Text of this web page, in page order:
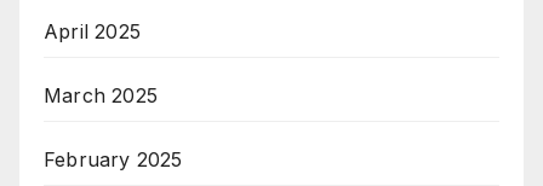
April 2025
March 2025
February 2025